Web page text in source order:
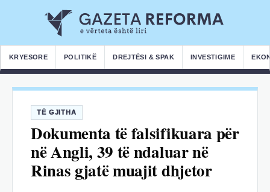
KRYESORE POLITIKË DREJTËSI & SPAK INVESTIGIME
TË GJITHA
Dokumenta të falsifikuara për
në Angli, 39 të ndaluar në
Rinas gjatë muajit dhjetor